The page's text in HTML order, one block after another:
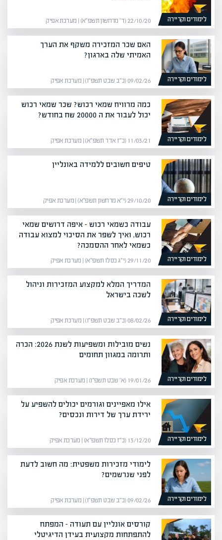
לימודים וקריירה 22/10/20 (ד׳ מרחשון תשפ״א) | מערכת אפיק
לימודים וקריירה
האם שכר המזכירה משקף את הערך
האמיתי שלה בארגון?
09/02/26 (כ״ב שבט תשפ״ו) | מערכת אפיק
לימודים וקריירה
כמה מרוויח שמאי רכוש? שכר שמאי רכוש
יכול לעבור את ה 20000 שח בחודש?
11/03/21 (כ״ז אדר תשפ״א) | מערכת אפיק
לימודים וקריירה
טיפים חשובים ללמידה באונליין
29/10/20 (י״א מרחשון תשפ״א) | מערכת אפיק
לימודים וקריירה
עבודה כשמאי רכוש – איפה דרושים שמאי
רכוש, ואיך לשפר את הסיכוי למצוא עבודה
כשמאי לאחר ההסמכה?
29/11/20 (י״ג כסלו תשפ״א) | מערכת אפיק
לימודים וקריירה
המדריך המלא למקצוע המזכירות וניהול
לשכה בישראל
08/02/26 (כ״ב שבט תשפ״ו) | מערכת אפיק
לימודים וקריירה
נשים מובילות ומשפיעות לשנת 2026: הכרה
ותרומה במגוון תחומים
19/01/26 (א׳ שבט תשפ״ו) | מערכת אפיק
לימודים וקריירה
אילו מאפיינים וגורמים יכולים להשפיע על
ירידת ערך של דירות ונכסים?
13/12/20 (כ״ז כסלו תשפ״א) | מערכת אפיק
לימודים וקריירה
לימודי מזכירות משפטית: מה חשוב לדעת
לפני שנרשמים?
09/02/26 (כ״ב שבט תשפ״ו) | מערכת אפיק
קורסים אונליין עם תעודה – המפתח
להתפתחות מקצועית בעידן הדיגיטלי